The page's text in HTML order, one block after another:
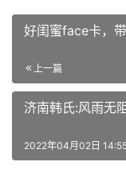
好闺蜜face卡，
上一篇
济南韩氏:风雨无
2022年04月02日